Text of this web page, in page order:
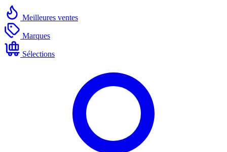
Meilleures ventes
Marques
Sélections